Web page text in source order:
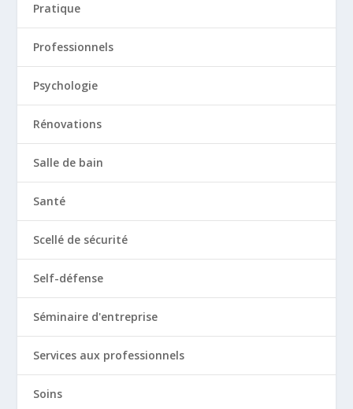
Pratique
Professionnels
Psychologie
Rénovations
Salle de bain
Santé
Scellé de sécurité
Self-défense
Séminaire d'entreprise
Services aux professionnels
Soins